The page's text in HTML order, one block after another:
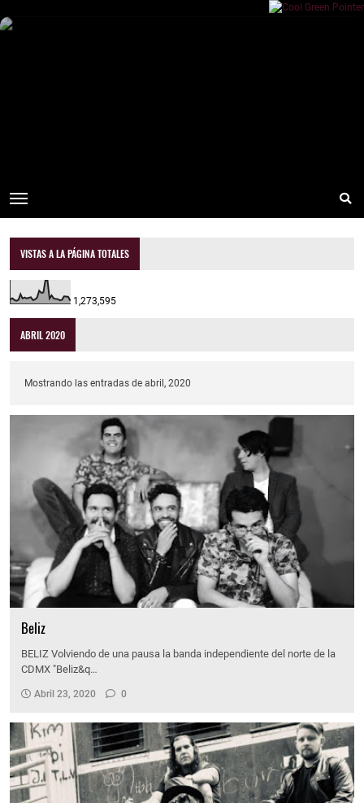
VISTAS A LA PÁGINA TOTALES
1,273,595
ABRIL 2020
Mostrando las entradas de abril, 2020
Beliz
BELIZ Volviendo de una pausa la banda independiente del norte de la
CDMX "Beliz&q…
Abril 23, 2020 0